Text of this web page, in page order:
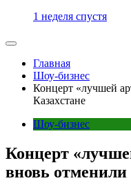
1 неделя спустя
Главная
Шоу-бизнес
Концерт «лучшей
Казахстане
Шоу-бизнес
Концерт
вновь отменили